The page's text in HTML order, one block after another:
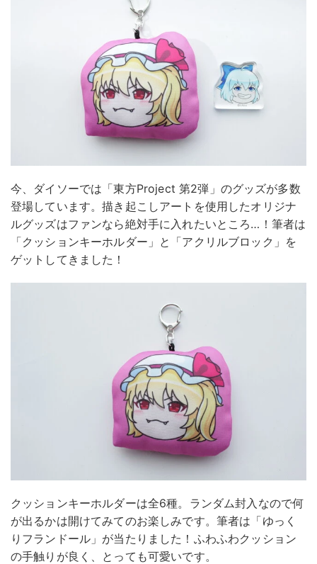
今、ダイソーでは「東方Project 第2弾」のグッズが多数
登場しています。描き起こしアートを使用したオリジナ
ルグッズはファンなら絶対手に入れたいところ…！筆者は
「クッションキーホルダー」と「アクリルブロック」を
ゲットしてきました！
クッションキーホルダーは全6種。ランダム封入なので何
が出るかは開けてみてのお楽しみです。筆者は「ゆっく
りフランドール」が当たりました！ふわふわクッション
の手触りが良く、とっても可愛いです。